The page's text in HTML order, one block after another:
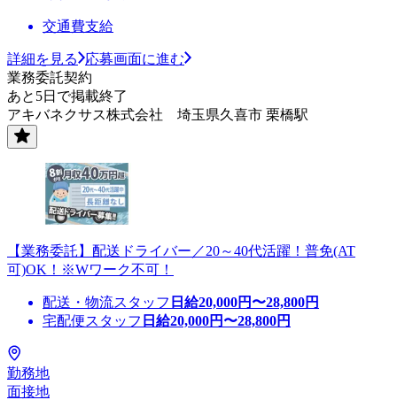
交通費支給
詳細を見る
応募画面に進む
業務委託契約
あと5日で掲載終了
アキバネクサス株式会社 埼玉県久喜市 栗橋駅
【業務委託】配送ドライバー／20～40代活躍！普免(AT
可)OK！※Wワーク不可！
配送・物流スタッフ 日給20,000円〜28,800円
宅配便スタッフ 日給20,000円〜28,800円
勤務地
面接地